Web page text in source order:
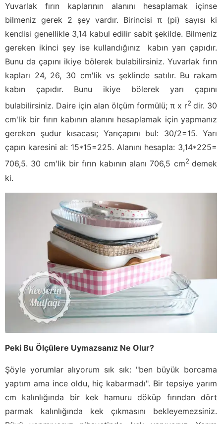
Yuvarlak fırın kaplarının alanını hesaplamak içinse
bilmeniz gerek 2 şey vardır. Birincisi π (pi) sayısı ki
kendisi genellikle 3,14 kabul edilir sabit şekilde. Bilmeniz
gereken ikinci şey ise kullandığınız kabın yarı çapıdır.
Bunu da çapını ikiye bölerek bulabilirsiniz. Yuvarlak fırın
kapları 24, 26, 30 cm'lik vs şeklinde satılır. Bu rakam
kabın çapıdır. Bunu ikiye bölerek yarı çapını
bulabilirsiniz. Daire için alan ölçüm formülü; π x r2 dir. 30
cm'lik bir fırın kabının alanını hesaplamak için yapmanız
gereken şudur kısacası; Yarıçapını bul: 30/2=15. Yarı
çapın karesini al: 15*15=225. Alanını hesapla: 3,14*225=
706,5. 30 cm'lik bir fırın kabının alanı 706,5 cm2 demek
ki.
Peki Bu Ölçülere Uymazsanız Ne Olur?
Şöyle yorumlar alıyorum sık sık: "ben büyük borcama
yaptım ama ince oldu, hiç kabarmadı". Bir tepsiye yarım
cm kalınlığında bir kek hamuru döküp fırından dört
parmak kalınlığında kek çıkmasını bekleyemezsiniz.